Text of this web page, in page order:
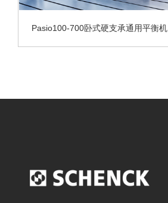
Pasio100-700卧式硬支承通用平衡机